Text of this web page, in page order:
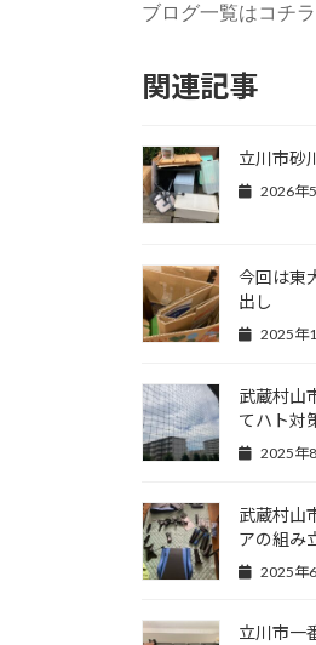
ブログ一覧はコチラ
関連記事
立川市砂
2026年
今回は東
出し
2025年
武蔵村山
てハト対
2025年
武蔵村山
アの組み
2025年
立川市一